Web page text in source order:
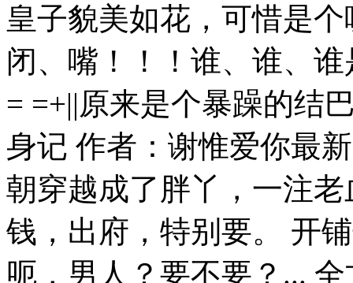
皇子貌美如花，可惜是
闭、嘴！！！谁、谁、
= =+||原来是个暴躁的结
身记 作者：谢惟爱你最
朝穿越成了胖丫，一注
钱，出府，特别要。 开
呃，男人？要不要？...